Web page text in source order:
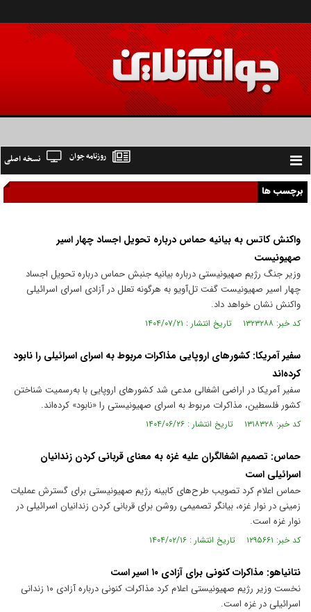
Toggle
navigation
نسخه اصلی روزنامه جوان
برچسب ها
واکنش کاتس به بیانیه حماس درباره تحویل اجساد چهار اسیر
صهیونیست
وزیر جنگ رژیم صهیونیستی درباره بیانیه جنبش حماس درباره تحویل اجساد
چهار اسیر صهیونیست گفت تل‌آویو به هرگونه تعلل در آزادی اسرای اسرائیلی
واکنش نشان خواهد داد.
کد خبر: ۱۳۲۳۲۸۸ تاریخ انتشار : ۱۴۰۴/۰۷/۲۱
سفیر آمریکا: کشور‌های اروپایی مذاکرات مربوط به اسرای اسرائیلی را نابود
کرده‌اند
سفیر آمریکا در اراضی اشغالی مدعی شد کشور‌های اروپایی با به‌رسمیت شناختن
کشور فلسطین، مذاکرات مربوط به اسرای صهیونیستی را «نابود» کرده‌اند.
کد خبر: ۱۳۱۸۳۲۸ تاریخ انتشار : ۱۴۰۴/۰۶/۲۶
حماس: تصمیم اشغالگران علیه غزه به‌ معنای قربانی کردن زندانیان
اسرائیلی است
حماس اعلام کرد تصویب طرح‌های کابینه رژیم صهیونیستی برای گسترش عملیات
زمینی در نوار غزه، بیانگر تصمیمی روشن برای قربانی کردن زندانیان اسرائیلی در
نوار غزه است.
کد خبر: ۱۲۹۵۶۶۱ تاریخ انتشار : ۱۴۰۴/۰۲/۱۶
نتانیاهو: مذاکرات کنونی برای آزادی ۱۰ اسیر است
نخست وزیر رژیم صهیونیستی اعلام کرد مذاکرات کنونی درباره آزادی ۱۰ زندانی
اسرائیلی در غزه است.